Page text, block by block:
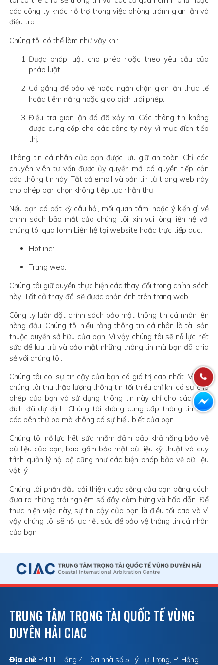
các công ty khác hỗ trợ trong việc phòng tránh gian lận và
điều tra.
Chúng tôi có thể làm như vậy khi:
Được pháp luật cho phép hoặc theo yêu cầu của
pháp luật.
Cố gắng để bảo vệ hoặc ngăn chặn gian lận thực tế
hoặc tiềm năng hoặc giao dịch trái phép.
Điều tra gian lận đó đã xảy ra. Các thông tin không
được cung cấp cho các công ty này vì mục đích tiếp
thị.
Thông tin cá nhân của bạn được lưu giữ an toàn. Chỉ các
chuyên viên tư vấn được ủy quyền mới có quyền tiếp cận
các thông tin này. Tất cả email và bản tin từ trang web này
cho phép bạn chọn không tiếp tục nhận thư.
Nếu bạn có bất kỳ câu hỏi, mối quan tâm, hoặc ý kiến gì về
chính sách bảo mật của chúng tôi, xin vui lòng liên hệ với
chúng tôi qua form Liên hệ tại website hoặc trực tiếp qua:
Hotline:
Trang web:
Chúng tôi giữ quyền thực hiện các thay đổi trong chính sách
này. Tất cả thay đổi sẽ được phản ánh trên trang web.
Công ty luôn đặt chính sách bảo mật thông tin cá nhân lên
hàng đầu. Chúng tôi hiểu rằng thông tin cá nhân là tài sản
thuộc quyền sở hữu của bạn. Vì vậy chúng tôi sẽ nỗ lực hết
sức để lưu trữ và bảo mật những thông tin mà bạn đã chia
sẻ với chúng tôi.
Chúng tôi coi sự tin cậy của bạn có giá trị cao nhất. Vì vậy
chúng tôi thu thập lượng thông tin tối thiểu chỉ khi có sự cho
phép của bạn và sử dụng thông tin này chỉ cho các mục
đích đã dự định. Chúng tôi không cung cấp thông tin cho
các bên thứ ba mà không có sự hiểu biết của bạn.
Chúng tôi nỗ lực hết sức nhằm đảm bảo khả năng bảo vệ
dữ liệu của bạn, bao gồm bảo mật dữ liệu kỹ thuật và quy
trình quản lý nội bộ cũng như các biện pháp bảo vệ dữ liệu
vật lý.
Chúng tôi phấn đấu cải thiện cuộc sống của bạn bằng cách
đưa ra những trải nghiệm số đầy cảm hứng và hấp dẫn. Để
thực hiện việc này, sự tin cậy của bạn là điều tối cao và vì
vậy chúng tôi sẽ nỗ lực hết sức để bảo vệ thông tin cá nhân
của bạn.
TRUNG TÂM TRỌNG TÀI QUỐC TẾ VÙNG
DUYÊN HẢI CIAC
Địa chỉ: P411, Tầng 4, Tòa nhà số 5 Lý Tự Trọng, P. Hồng